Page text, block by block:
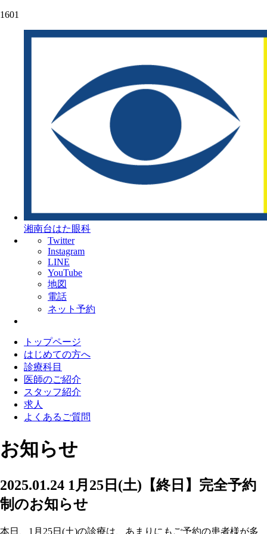
1601
湘南台はた眼科
Twitter
Instagram
LINE
YouTube
地図
電話
ネット予約
トップページ
はじめての方へ
診療科目
医師のご紹介
スタッフ紹介
求人
よくあるご質問
お知らせ
2025.01.24 1月25日(土)【終日】完全予約
制のお知らせ
本日、1月25日(土)の診療は、あまりにもご予約の患者様が多